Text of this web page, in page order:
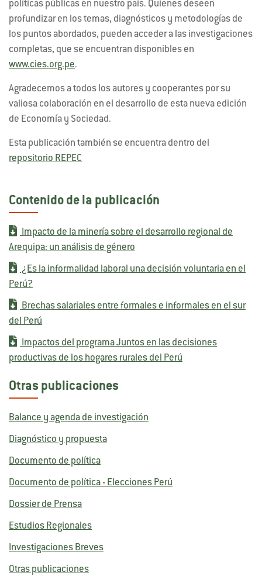
políticas públicas en nuestro país. Quienes deseen
profundizar en los temas, diagnósticos y metodologías de
los puntos abordados, pueden acceder a las investigaciones
completas, que se encuentran disponibles en
www.cies.org.pe.
Agradecemos a todos los autores y cooperantes por su
valiosa colaboración en el desarrollo de esta nueva edición
de Economía y Sociedad.
Esta publicación también se encuentra dentro del
repositorio REPEC
Contenido de la publicación
Impacto de la minería sobre el desarrollo regional de
Arequipa: un análisis de género
¿Es la informalidad laboral una decisión voluntaria en el
Perú?
Brechas salariales entre formales e informales en el sur
del Perú
Impactos del programa Juntos en las decisiones
productivas de los hogares rurales del Perú
Otras publicaciones
Balance y agenda de investigación
Diagnóstico y propuesta
Documento de política
Documento de política - Elecciones Perú
Dossier de Prensa
Estudios Regionales
Investigaciones Breves
Otras publicaciones